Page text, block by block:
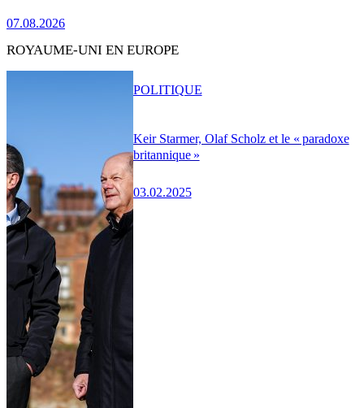
07.08.2026
ROYAUME-UNI EN EUROPE
Keir Starmer, Olaf Scholz et le « paradoxe
britannique »
03.02.2025
POLITIQUE